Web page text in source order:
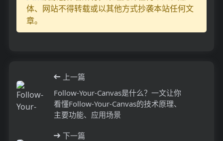
体、网站不得转载或以其他方式抄袭本站任何文
章。
上一篇
Follow-Your-Canvas是什么？一文让你
看懂Follow-Your-Canvas的技术原理、
主要功能、应用场景
下一篇